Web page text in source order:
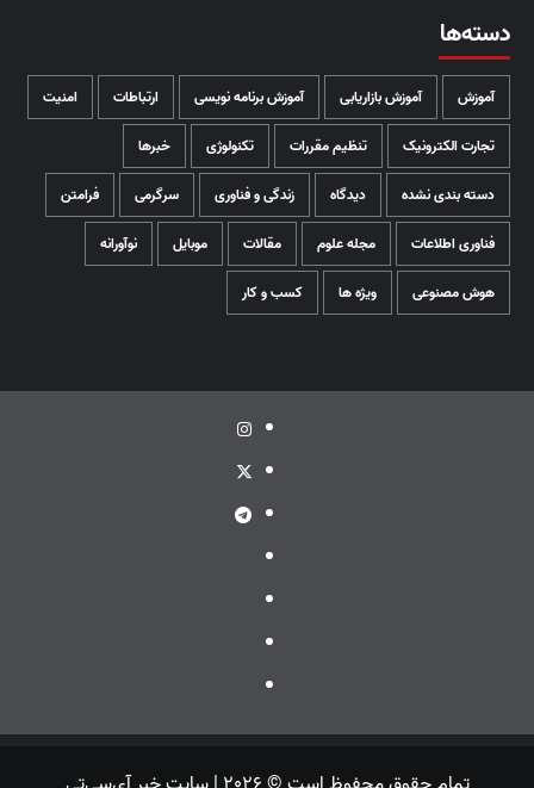
دسته‌ها
آموزش آموزش بازاریابی آموزش برنامه نویسی ارتباطات امنیت
تجارت الکترونیک تنظیم مقررات تکنولوژی خبرها
دسته بندی نشده دیدگاه زندگی و فناوری سرگرمی فرامتن
فناوری اطلاعات مجله علوم مقالات موبایل نوآورانه
هوش مصنوعی ویژه ها کسب و کار
اینستاگرام
توئیتر
تلگرام